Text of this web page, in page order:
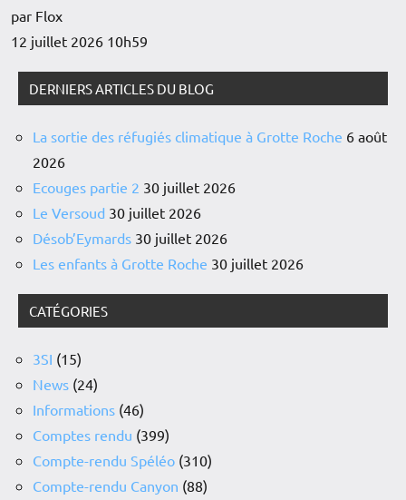
par Flox
12 juillet 2026 10h59
DERNIERS ARTICLES DU BLOG
La sortie des réfugiés climatique à Grotte Roche 6 août
2026
Ecouges partie 2 30 juillet 2026
Le Versoud 30 juillet 2026
Désob’Eymards 30 juillet 2026
Les enfants à Grotte Roche 30 juillet 2026
CATÉGORIES
3SI (15)
News (24)
Informations (46)
Comptes rendu (399)
Compte-rendu Spéléo (310)
Compte-rendu Canyon (88)